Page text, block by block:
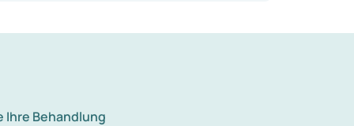
Ihre Behandlung